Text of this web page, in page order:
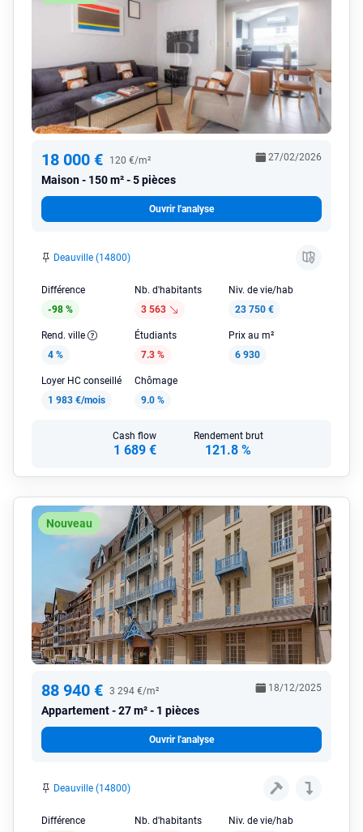
18 000 € 120 €/m²
Maison 150 m² - 5 pièces
27/02/2026
Ouvrir l'analyse
Deauville (14800)
Différence
-98 %
Nb. d'habitants
3 563
Niv. de vie/hab
23 750 €
Rend. ville
4 %
Étudiants
7.3 %
Prix au m²
6 930
Loyer HC conseillé
1 983 €/mois
Chômage
9.0 %
Cash flow
1 689 €
Rendement brut
121.8 %
Nouveau
88 940 € 3 294 €/m²
Appartement 27 m² - 1 pièces
18/12/2025
Ouvrir l'analyse
Deauville (14800)
Différence Nb. d'habitants Niv. de vie/hab